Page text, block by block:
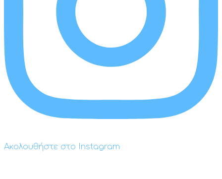
Ακολουθήστε στο Instagram